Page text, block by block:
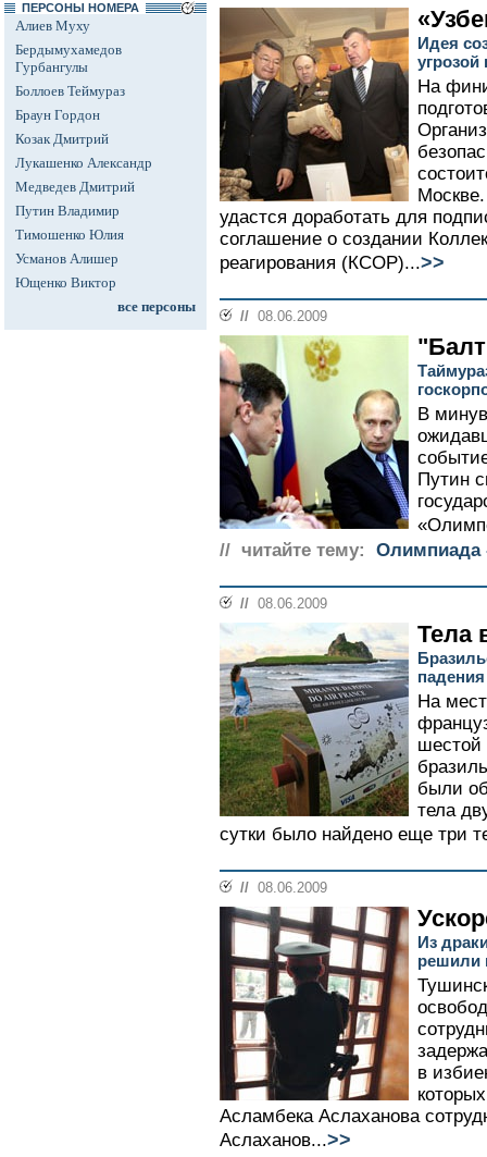
ПЕРСОНЫ НОМЕРА
Алиев Муху
Бердымухамедов
Гурбангулы
Боллоев Теймураз
Браун Гордон
Козак Дмитрий
Лукашенко Александр
Медведев Дмитрий
Путин Владимир
Тимошенко Юлия
Усманов Алишер
Ющенко Виктор
все персоны
Идея
угрозой
На
удастся доработать для
соглашение о создании
реагирования (КСОР)...>>
// 08.06.2009
В
Путин
// читайте тему:
Олимпиада
// 08.06.2009
Тела
На
шестой
были
тела
сутки было найдено еще три
// 08.06.2009
Из
решили
в
Асламбека Аслаханова
Аслаханов...>>